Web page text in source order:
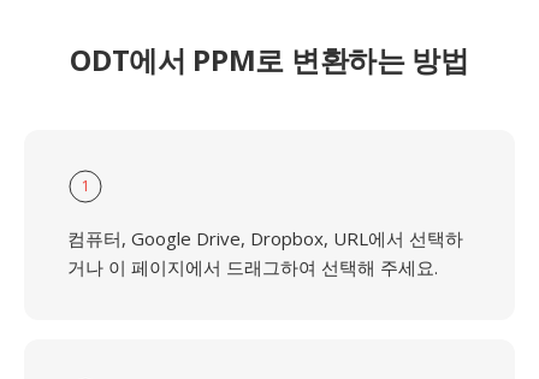
ODT에서 PPM로 변환하는 방법
1
컴퓨터, Google Drive, Dropbox, URL에서 선택하
거나 이 페이지에서 드래그하여 선택해 주세요.